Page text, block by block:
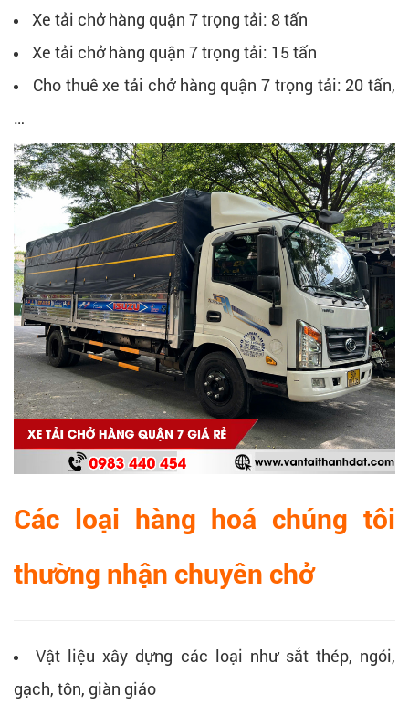
Xe tải chở hàng quận 7 trọng tải: 8 tấn
Xe tải chở hàng quận 7 trọng tải: 15 tấn
Cho thuê xe tải chở hàng quận 7 trọng tải: 20 tấn,
…
Các loại hàng hoá chúng tôi
thường nhận chuyên chở
Vật liệu xây dựng các loại như sắt thép, ngói,
gạch, tôn, giàn giáo